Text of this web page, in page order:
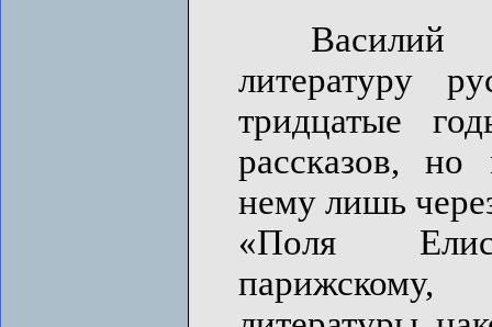
Василий
литературу
тридцатые
рассказов,
нему лишь
«Поля